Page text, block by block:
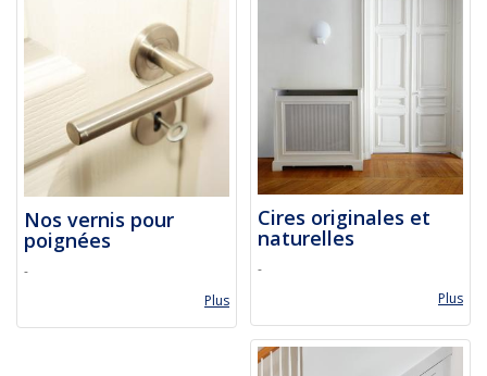
Nos vernis pour
poignées
-
Plus
Cires originales et
naturelles
-
Plus